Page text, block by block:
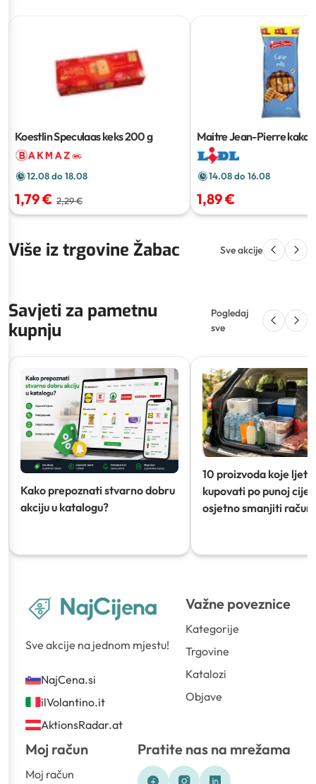
Koestlin Speculaas keks200 g
12.08 do 18.08
1,79 € 2,29 €
Maitre Jean-Pierre
400 g
14.08 do 16.08
1,89 €
Više iz trgovine Žabac Sve akcije
Savjeti za pametnu
kupnju
Pogledaj
sve
Kako prepoznati stvarno dobru
akciju u katalogu?
10 proizvoda koje ljeti
kupovati po punoj
osjetno smanjiti račun)
Sve akcije na jednom mjestu!
NajCena.si
ilVolantino.it
AktionsRadar.at
Važne poveznice
Kategorije
Trgovine
Katalozi
Objave
Moj račun
Moj račun
Pratite nas na mrežama